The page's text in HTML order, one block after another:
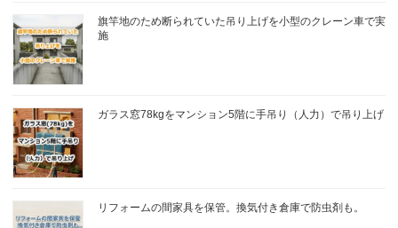
旗竿地のため断られていた吊り上げを小型のクレーン車で実
施
ガラス窓78kgをマンション5階に手吊り（人力）で吊り上げ
リフォームの間家具を保管。換気付き倉庫で防虫剤も。